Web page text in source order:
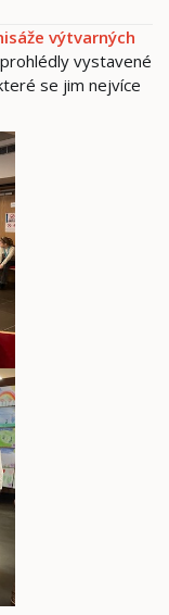
výtvarných
vystavené
se jim nejvíce